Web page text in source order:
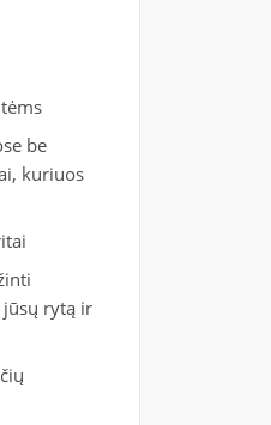
be
kuriuos
jūsų rytą ir